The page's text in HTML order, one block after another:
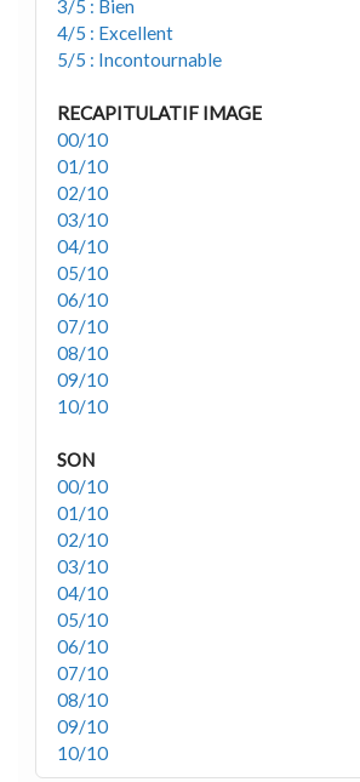
3/5 : Bien
4/5 : Excellent
5/5 : Incontournable
RECAPITULATIF IMAGE
00/10
01/10
02/10
03/10
04/10
05/10
06/10
07/10
08/10
09/10
10/10
SON
00/10
01/10
02/10
03/10
04/10
05/10
06/10
07/10
08/10
09/10
10/10